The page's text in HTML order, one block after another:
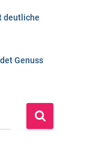
deutliche
Genuss